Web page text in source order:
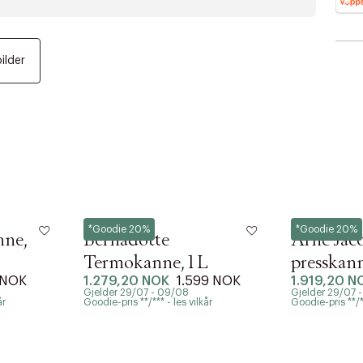
*Goodie 20%
Georg Jensen
Bernadotte
Termokanne, 1 L
1.279,20 NOK 1.599 NOK
Gjelder 29/07 - 09/08
Goodie-pris **/*** - les vilkår
*Goodie 20%
Stelton
Arne
1.919,20
Gjelder 29/07
Goodie-pris **/